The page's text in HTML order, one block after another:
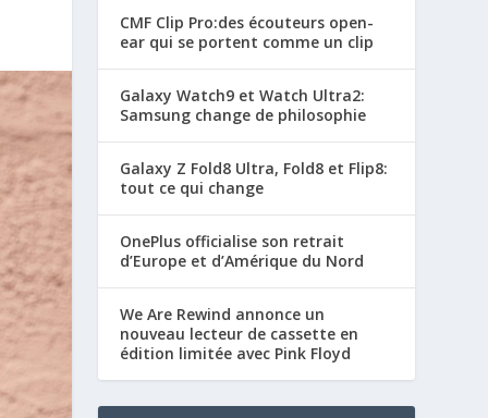
CMF Clip Pro:des écouteurs open-
ear qui se portent comme un clip
Galaxy Watch9 et Watch Ultra2:
Samsung change de philosophie
Galaxy Z Fold8 Ultra, Fold8 et Flip8:
tout ce qui change
OnePlus officialise son retrait
d’Europe et d’Amérique du Nord
We Are Rewind annonce un
nouveau lecteur de cassette en
édition limitée avec Pink Floyd